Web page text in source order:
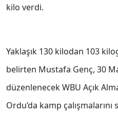
kilo verdi.
Yaklaşık 130 kilodan 103
belirten Mustafa Genç, 30
düzenlenecek WBU Açık
Ordu’da kamp